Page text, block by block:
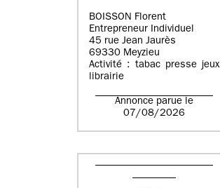
BOISSON Florent
Entrepreneur Individuel
45 rue Jean Jaurès
69330 Meyzieu
Activité : tabac presse jeux
librairie
Annonce parue le
07/08/2026